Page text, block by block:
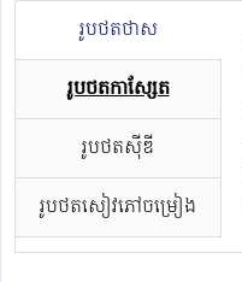
រូបថតថាស
រូបថតកាសែ្សត
រូបថតស៊ីឌី
រូបថតសៀវភៅចម្រៀង